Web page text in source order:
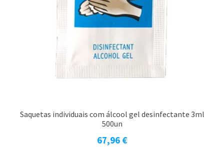
Saquetas individuais com álcool gel desinfectante 3ml
500un
67,96 €